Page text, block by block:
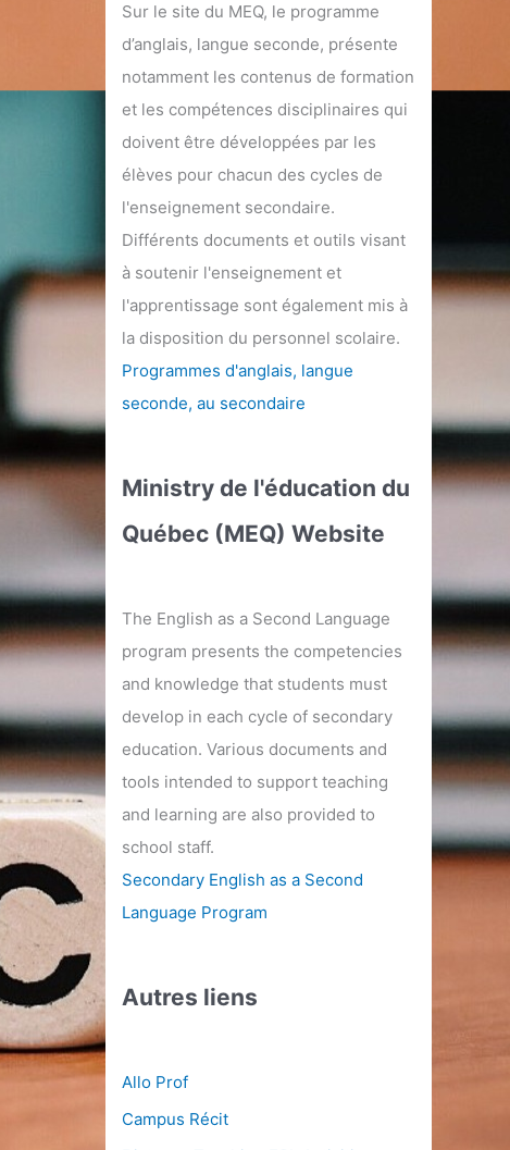
Sur le site du MEQ, le programme
d’anglais, langue seconde, présente
notamment les contenus de formation
et les compétences disciplinaires qui
doivent être développées par les
élèves pour chacun des cycles de
l'enseignement secondaire.
Différents documents et outils visant
à soutenir l'enseignement et
l'apprentissage sont également mis à
la disposition du personnel scolaire.
Programmes d'anglais, langue
seconde, au secondaire
Ministry de l'éducation du
Québec (MEQ) Website
The English as a Second Language
program presents the competencies
and knowledge that students must
develop in each cycle of secondary
education. Various documents and
tools intended to support teaching
and learning are also provided to
school staff.
Secondary English as a Second
Language Program
Autres liens
Allo Prof
Campus Récit